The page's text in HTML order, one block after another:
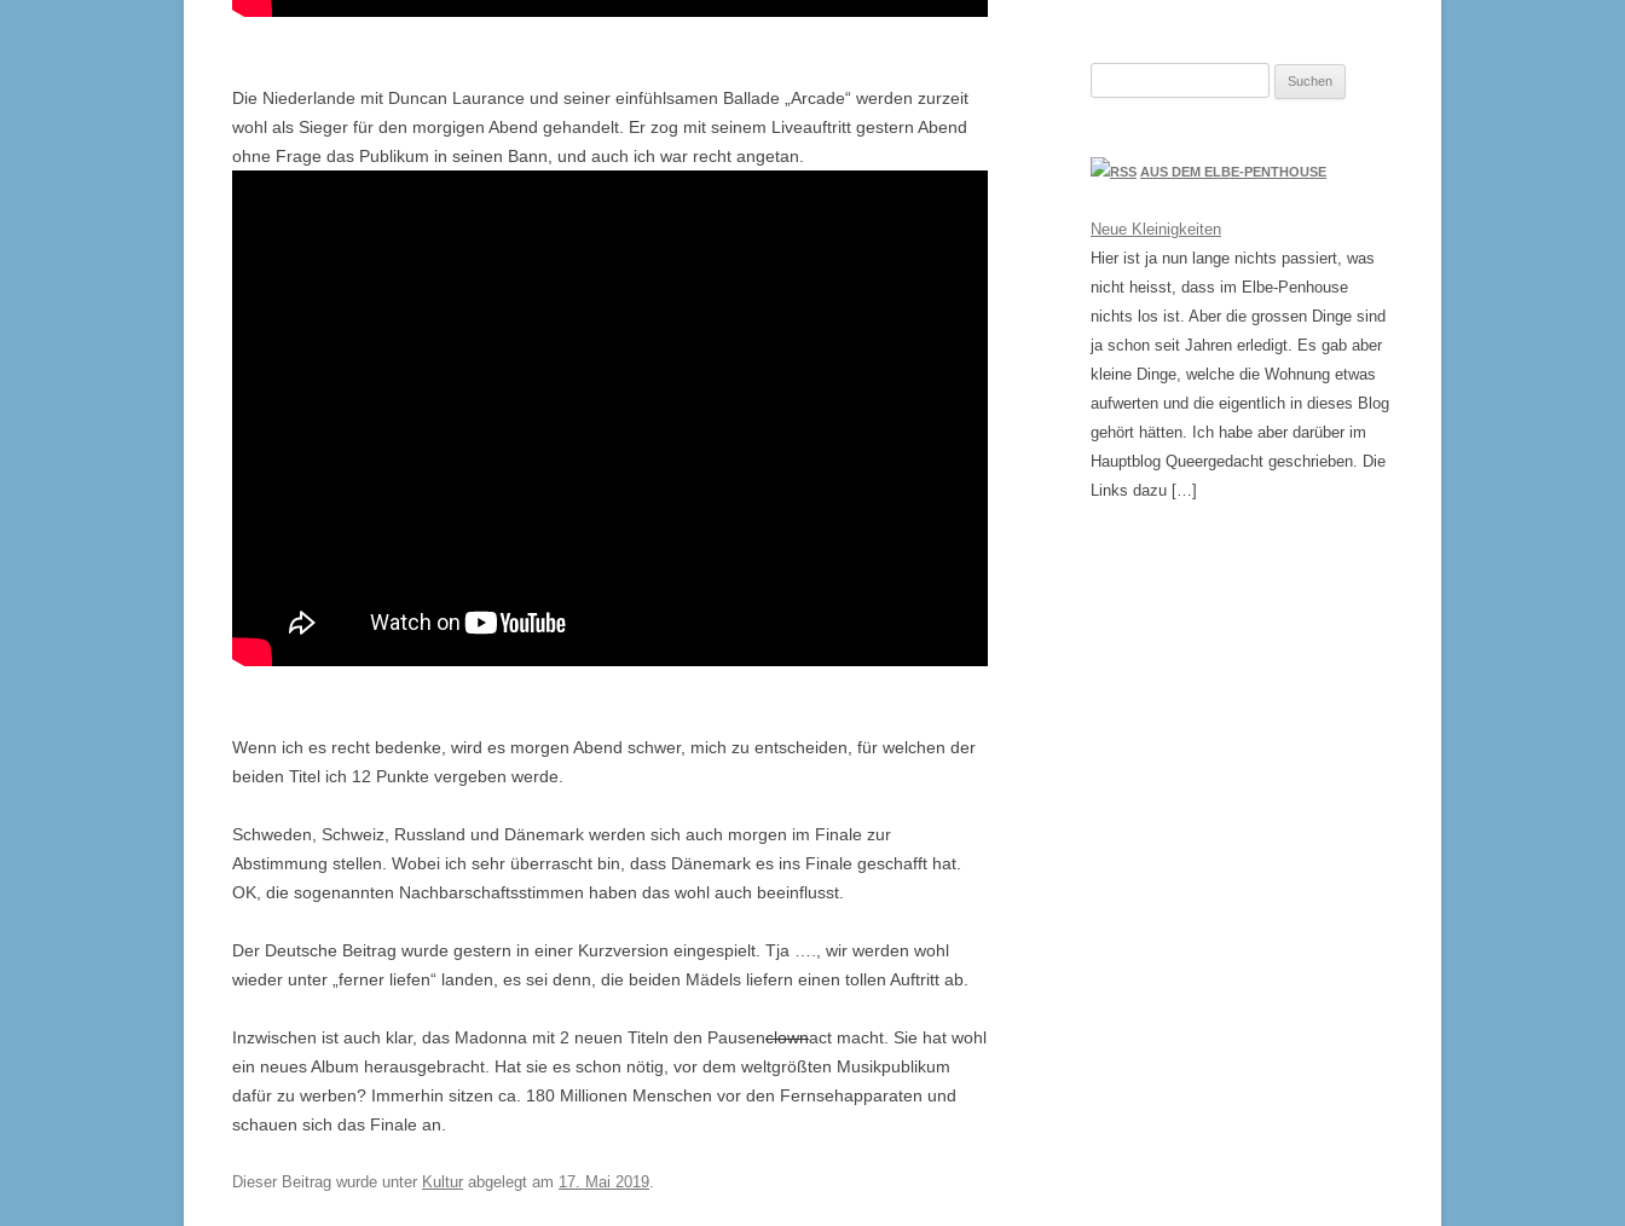
Die Niederlande mit Duncan Laurance und seiner einfühlsamen Ballade „Arcade“ werden zurzeit
wohl als Sieger für den morgigen Abend gehandelt. Er zog mit seinem Liveauftritt gestern Abend
ohne Frage das Publikum in seinen Bann, und auch ich war recht angetan.
Wenn ich es recht bedenke, wird es morgen Abend schwer, mich zu entscheiden, für welchen der
beiden Titel ich 12 Punkte vergeben werde.
Schweden, Schweiz, Russland und Dänemark werden sich auch morgen im Finale zur
Abstimmung stellen. Wobei ich sehr überrascht bin, dass Dänemark es ins Finale geschafft hat.
OK, die sogenannten Nachbarschaftsstimmen haben das wohl auch beeinflusst.
Der Deutsche Beitrag wurde gestern in einer Kurzversion eingespielt. Tja …., wir werden wohl
wieder unter „ferner liefen“ landen, es sei denn, die beiden Mädels liefern einen tollen Auftritt ab.
Inzwischen ist auch klar, das Madonna mit 2 neuen Titeln den Pausenclownact macht. Sie hat wohl
ein neues Album herausgebracht. Hat sie es schon nötig, vor dem weltgrößten Musikpublikum
dafür zu werben? Immerhin sitzen ca. 180 Millionen Menschen vor den Fernsehapparaten und
schauen sich das Finale an.
Dieser Beitrag wurde unter Kultur abgelegt am 17. Mai 2019.
AUS DEM ELBE-PENTHOUSE
Neue Kleinigkeiten
Hier ist ja nun lange nichts passiert, was
nicht heisst, dass im Elbe-Penhouse
nichts los ist. Aber die grossen Dinge sind
ja schon seit Jahren erledigt. Es gab aber
kleine Dinge, welche die Wohnung etwas
aufwerten und die eigentlich in dieses Blog
gehört hätten. Ich habe aber darüber im
Hauptblog Queergedacht geschrieben. Die
Links dazu […]